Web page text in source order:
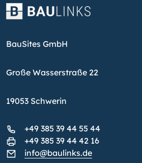
BauSites GmbH
Große Wasserstraße 22
19053 Schwerin
+49 385 39 44 55 44
+49 385 39 44 42 16
info@baulinks.de